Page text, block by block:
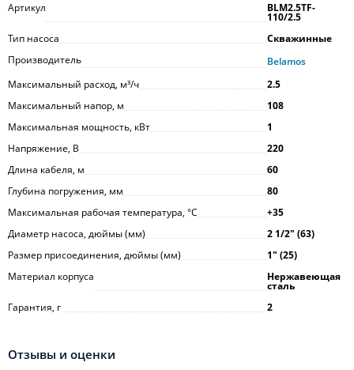
Артикул BLM2.5TF-
110/2.5
Тип насоса
Скважинные
Производитель
Belamos
Максимальный расход, м³/ч
2.5
Максимальный напор, м
108
Максимальная мощность, кВт
1
Напряжение, В
220
Длина кабеля, м
60
Глубина погружения, мм
80
Максимальная рабочая температура, °С
+35
Диаметр насоса, дюймы (мм)
2 1/2ʺ (63)
Размер присоединения, дюймы (мм)
1ʺ (25)
Материал корпуса
Нержавеющая
сталь
Гарантия, г
2
Отзывы и оценки